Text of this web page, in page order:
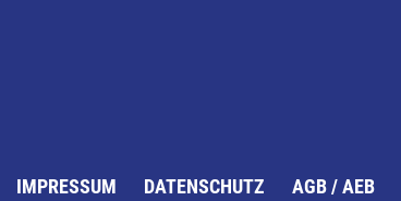
IMPRESSUM DATENSCHUTZ AGB / AEB